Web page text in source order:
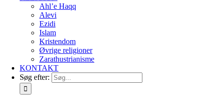
Ahl’e Haqq
Alevi
Ezidi
Islam
Kristendom
Øvrige religioner
Zarathustrianisme
KONTAKT
Søg efter: